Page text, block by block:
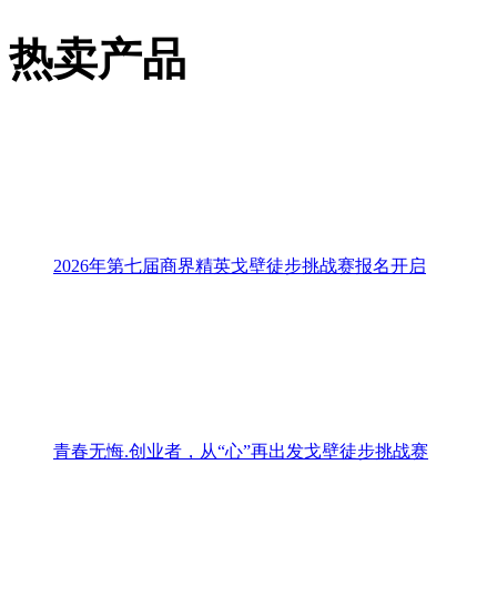
热卖产品
2026年第七届商界精英戈壁徒步挑战赛报名开启
青春无悔.创业者，从“心”再出发戈壁徒步挑战赛